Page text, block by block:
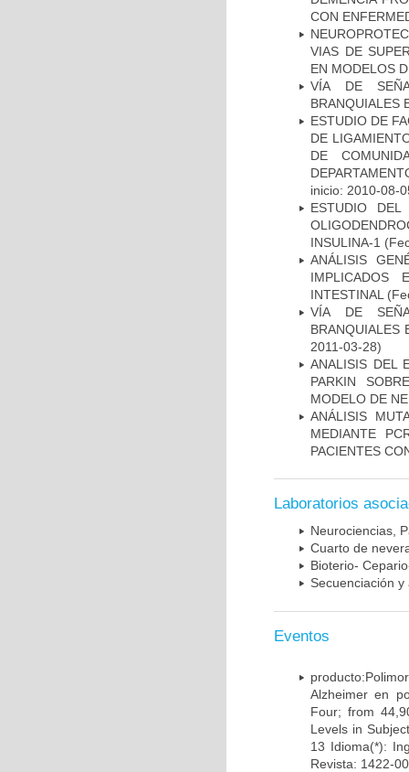
CON
VIAS DE
EN MODELOS
VÍA DE
BRANQUIALES
ESTUDIO DE
DE
DE
inicio: 2010-08-
ESTUDIO
INSULINA-1
ANÁLISIS
IMPLICADOS
INTESTINAL
VÍA DE
BRANQUIALES
2011-03-28)
ANALISIS DEL
PARKIN
MODELO DE
ANÁLISIS
MEDIANTE
PACIENTES
Laboratorios
Neurociencias,
Cuarto de
Bioterio-
Secuenciación
Eventos
Alzheimer en
Four; from
Levels in
13 Idioma(*):
Revista: 1422-